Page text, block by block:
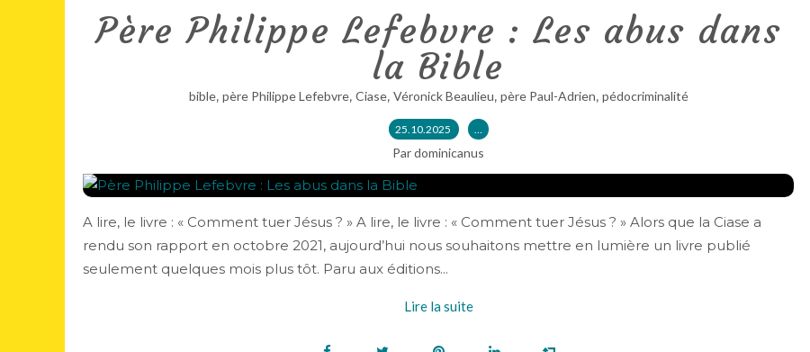
Père Philippe Lefebvre : Les abus dans
la Bible
bible, père Philippe Lefebvre, Ciase, Véronick Beaulieu, père Paul-Adrien, pédocriminalité
25.10.2025 …
Par dominicanus
A lire, le livre : « Comment tuer Jésus ? » A lire, le livre : « Comment tuer Jésus ? » Alors que la Ciase a
rendu son rapport en octobre 2021, aujourd’hui nous souhaitons mettre en lumière un livre publié
seulement quelques mois plus tôt. Paru aux éditions...
Lire la suite